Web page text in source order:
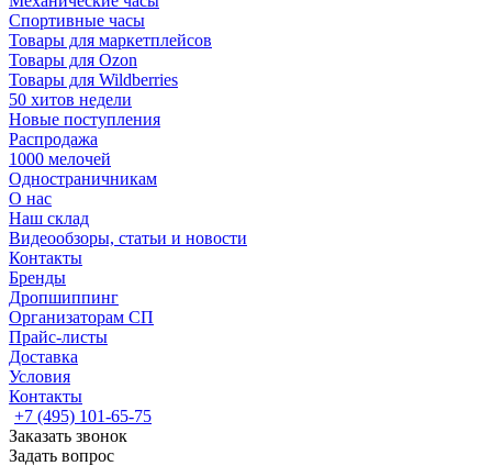
Спортивные часы
Товары для маркетплейсов
Товары для Ozon
Товары для Wildberries
50 хитов недели
Новые поступления
Распродажа
1000 мелочей
Одностраничникам
О нас
Наш склад
Видеообзоры, статьи и новости
Контакты
Бренды
Дропшиппинг
Организаторам СП
Прайс-листы
Доставка
Условия
Контакты
+7 (495) 101-65-75
Заказать звонок
Задать вопрос